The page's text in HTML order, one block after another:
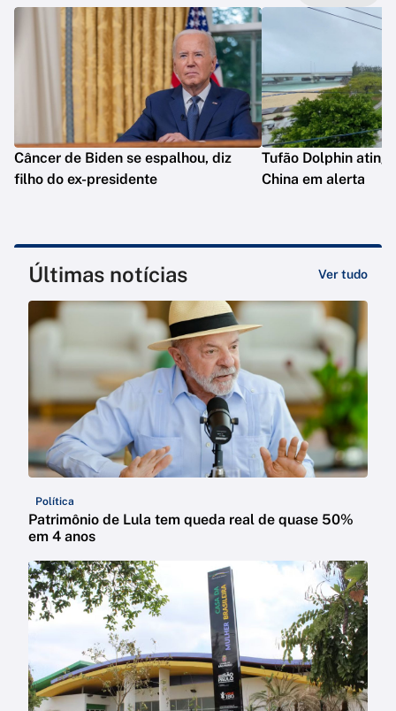
Câncer de Biden se espalhou, diz
filho do ex-presidente
Tufão Dolphin
China em alerta
Últimas notícias Ver tudo
Política
Patrimônio de Lula tem queda real de quase 50%
em 4 anos